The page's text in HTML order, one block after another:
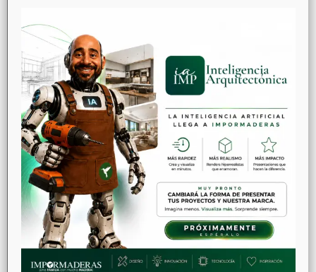
Rodamientos
Pegantes o Adhesivos de contacto
Interiorismo
Herramientas
Mdf Rh y Mdf Estandar
Melaminicos Rh Duratex